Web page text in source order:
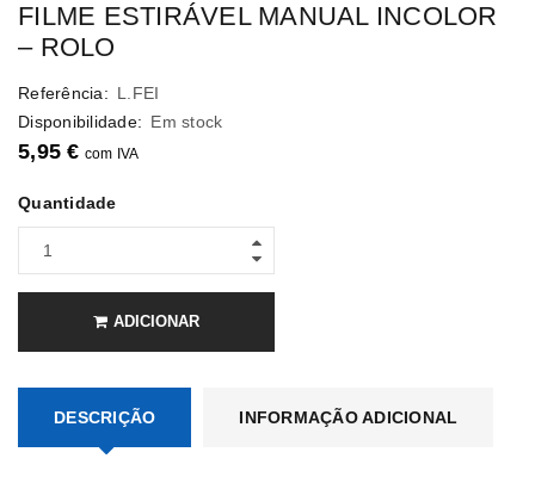
FILME ESTIRÁVEL MANUAL INCOLOR
– ROLO
Referência: L.FEI
Disponibilidade: Em stock
5,95€ com IVA
Quantidade
ADICIONAR
DESCRIÇÃO INFORMAÇÃO ADICIONAL